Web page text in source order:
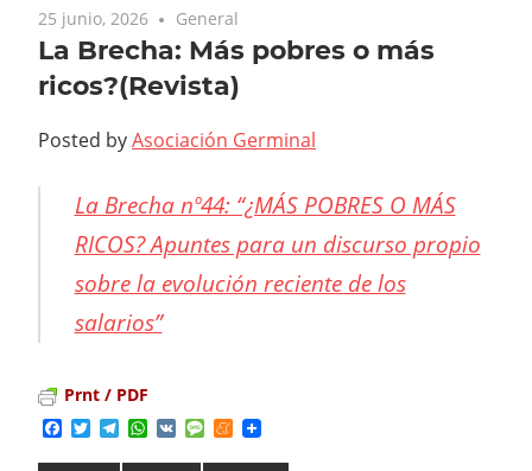
25 junio, 2026 General
La Brecha: Más pobres o más
ricos?(Revista)
Posted byAsociación Germinal
La Brecha nº44: “¿MÁS POBRES O MÁS
RICOS? Apuntes para un discurso propio
sobre la evolución reciente de los
salarios”
Prnt / PDF
Facebook
TwitterTelegram
WhatsApp
VK MessageMeneame